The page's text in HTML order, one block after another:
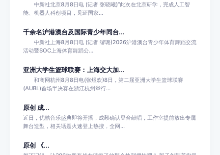
中新社北京8月8日电 (记者 张晓曦)“此次在北京研学，完成人工智
能、机器人科创项目，见证国家...
千余名沪港澳台及国际青少年同台...
中新社上海8月8日电 (记者 缪璐)2026沪港澳台青少年体育舞蹈交流
活动暨SOC上海体育舞蹈公...
亚洲大学生篮球联赛：上海交大加...
和商网杭州8月8日电(张煜欢)8日，第二届亚洲大学生篮球联赛
(AUBL)首场半决赛在浙江杭州举行...
原创 成...
近日，优酷音乐盛典即将开播，成毅确认登台献唱，工作室提前放出专属
舞台造型，相关话题火速登上热搜，全网...
原创 《...